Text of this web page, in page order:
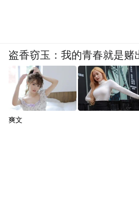
盗香窃玉：我的青春就是赌
爽文